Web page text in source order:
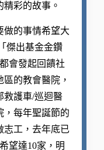
彩的故事。
做的事情希望大
傑出基金金鑽
會發起回饋社
區的教會醫院 ，
救護車/巡迴醫
，每年聖誕節的
志工 ，去年底已
望達10家 ，明